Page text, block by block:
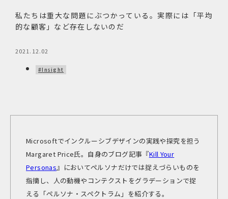
私たちは重大な問題にぶつかっている。実際には「平均
的な顧客」など存在しないのだ
2021.12.02
#Insight
Microsoftでインクルーシブデザインの実践や探究を担う
Margaret Price氏。自身のブログ記事『Kill Your
Personas』においてペルソナだけでは捉えづらいものを
指摘し、人の動機やコンテクストをグラデーションで捉
える「ペルソナ・スペクトラム」を紹介する。